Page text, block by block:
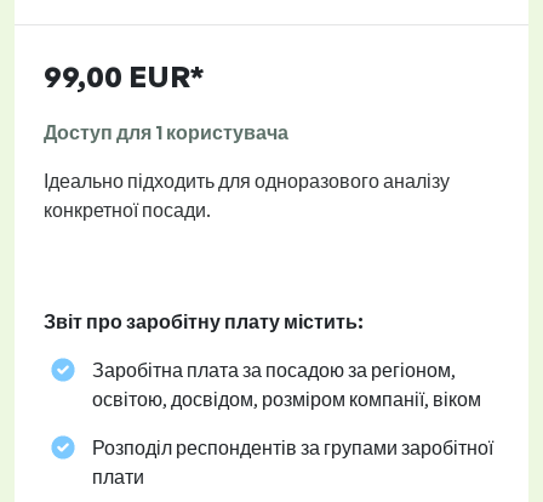
99,00 EUR*
Доступ для 1 користувача
Ідеально підходить для одноразового аналізу
конкретної посади.
Звіт про заробітну плату містить:
Заробітна плата за посадою за регіоном,
освітою, досвідом, розміром компанії, віком
Розподіл респондентів за групами заробітної
плати